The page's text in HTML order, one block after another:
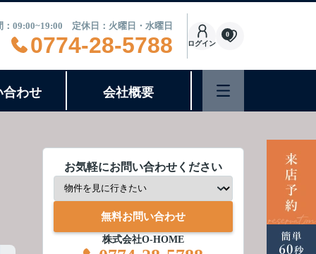
：09:00~19:00 定休日：火曜日・水曜日
0774-28-5788 ログイン
0
合わせ 会社概要
お気軽にお問い合わせください
無料お問い合わせ
株式会社O-HOME